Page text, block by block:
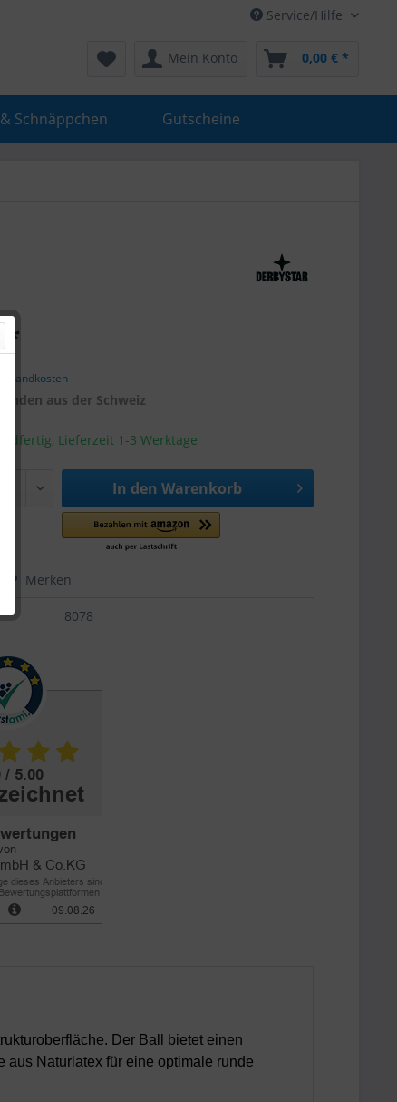
Service/Hilfe
Mein Konto 0,00 € *
Schnäppchen Gutscheine
*
Kunden aus der Schweiz
Lieferzeit 1-3 Werktage
In den Warenkorb
Merken
8078
Der Ball bietet einen
Naturlatex für eine optimale runde